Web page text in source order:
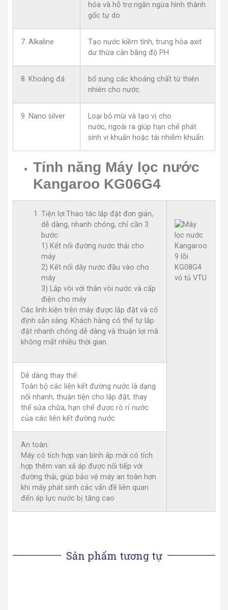
hóa và hỗ trợ ngăn ngừa hình thành
gốc tự do
7. Alkaline
Tạo nước kiềm tính, trung hòa axit
dư thừa cân bằng độ PH
8. Khoáng đá
bổ sung các khoáng chất từ thiên
nhiên cho nước.
9. Nano silver
Loại bỏ mùi và tạo vị cho
nước, ngoài ra giúp hạn chế phát
sinh vi khuẩn hoặc tái nhiễm khuẩn.
Tính năng Máy lọc nước
Kangaroo KG06G4
Tiện lợi:Thao tác lắp đặt đơn giản,
dễ dàng, nhanh chóng, chỉ cần 3
bước:
1) Kết nối đường nước thải cho
máy
2) Kết nối dây nước đầu vào cho
máy
3) Lắp vòi với thân vòi nước và cấp
điện cho máy
Các linh kiện trên máy được lắp đặt và cố
định sẵn sàng. Khách hàng có thể tự lắp
đặt nhanh chóng dễ dàng và thuận lợi mà
không mất nhiều thời gian.
Dễ dàng thay thế:
Toàn bộ các liên kết đường nước là dạng
nối nhanh, thuận tiện cho lắp đặt, thay
thế sửa chữa, hạn chế được rò rỉ nước
của các liên kết đường nước
An toàn:
Máy có tích hợp van bình áp mới có tích
hợp thêm van xả áp được nối tiếp với
đường thải, giúp bảo vệ máy an toàn hơn
khi máy phát sinh các vấn đề liên quan
đến áp lực nước bị tăng cao
Sản phẩm tương tự